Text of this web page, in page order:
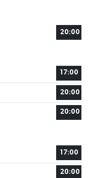
20:00
17:00
20:00
20:00
17:00
20:00